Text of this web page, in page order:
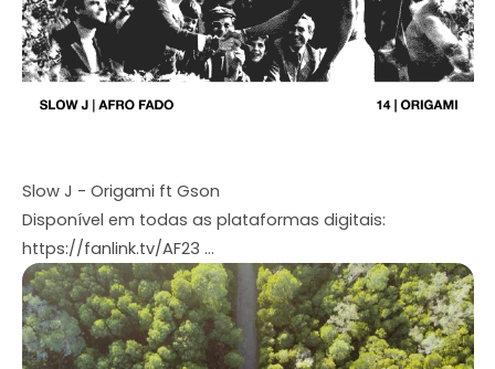
Slow J - Origami ft Gson
Disponível em todas as plataformas digitais:
https://fanlink.tv/AF23 ...